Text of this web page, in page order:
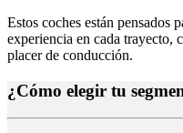
Estos coches están pensados
experiencia en cada trayecto,
placer de conducción.
¿Cómo elegir tu